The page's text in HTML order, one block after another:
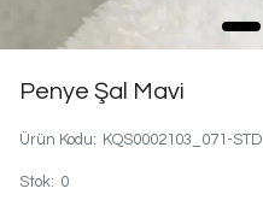
Penye Şal Mavi
Ürün Kodu: KQS0002103_071-STD
Stok: 0